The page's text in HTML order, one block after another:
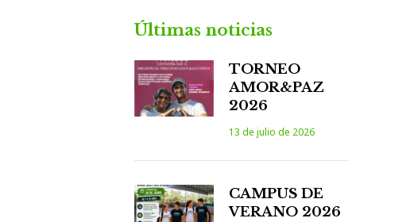
Últimas noticias
TORNEO
AMOR&PAZ
2026
13 de julio de 2026
CAMPUS DE
VERANO 2026